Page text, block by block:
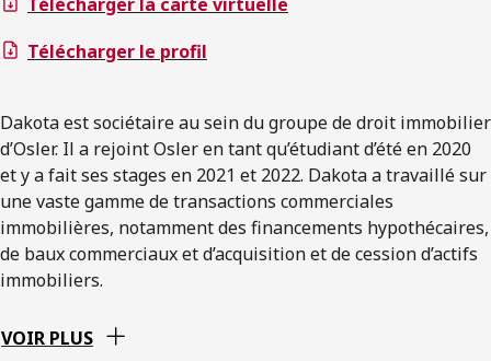
Télécharger le profil
Dakota est sociétaire au sein du groupe de droit immobilier
d’Osler. Il a rejoint Osler en tant qu’étudiant d’été en 2020
et y a fait ses stages en 2021 et 2022. Dakota a travaillé sur
une vaste gamme de transactions commerciales
immobilières, notamment des financements hypothécaires,
de baux commerciaux et d’acquisition et de cession d’actifs
immobiliers.
VOIR PLUS